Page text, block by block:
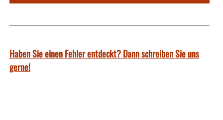
Haben Sie einen Fehler entdeckt? Dann schreiben Sie uns
gerne!